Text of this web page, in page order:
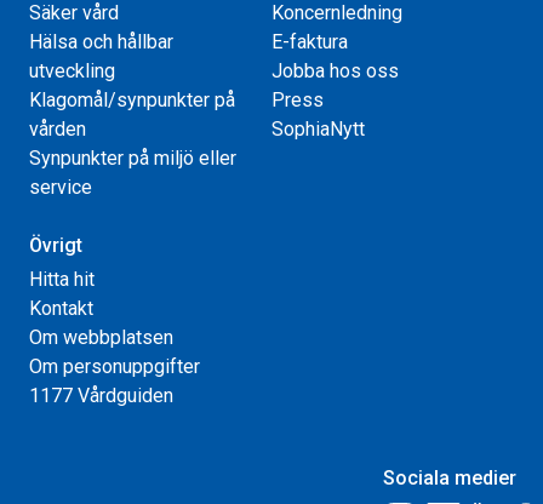
Säker vård
Hälsa och hållbar
utveckling
Klagomål/synpunkter på
vården
Synpunkter på miljö eller
service
Koncernledning
E-faktura
Jobba hos oss
Press
SophiaNytt
Övrigt
Hitta hit
Kontakt
Om webbplatsen
Om personuppgifter
1177 Vårdguiden
Sociala medier